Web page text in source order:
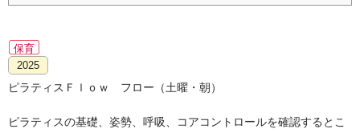
保育
2025
ピラティスＦｌｏｗ フロー（土曜・朝）
ピラティスの基礎、姿勢、呼吸、コアコントロールを確認するとこ